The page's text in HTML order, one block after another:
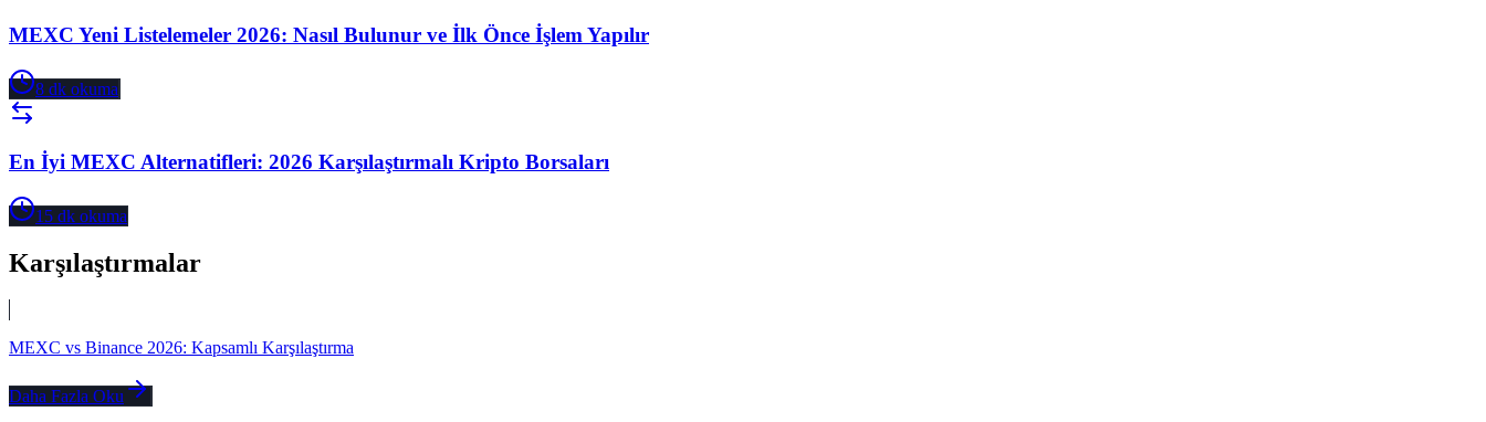
MEXC Yeni Listelemeler 2026: Nasıl Bulunur ve İlk Önce İşlem Yapılır
8 dk okuma
En İyi MEXC Alternatifleri: 2026 Karşılaştırmalı Kripto Borsaları
15 dk okuma
Karşılaştırmalar
MEXC vs Binance 2026: Kapsamlı Karşılaştırma
Daha Fazla Oku